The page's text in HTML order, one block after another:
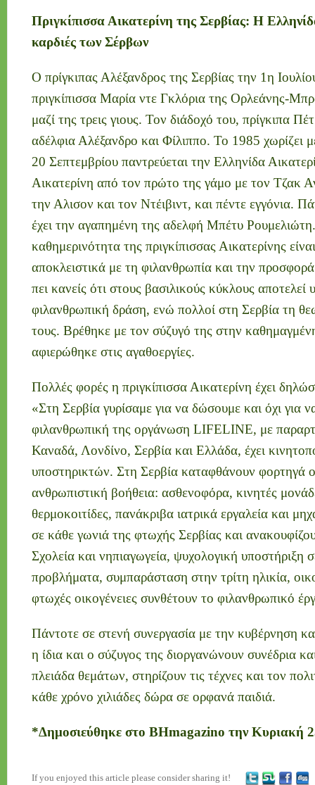
Πριγκίπισσα Αικατερίνη της Σερβίας: H
καρδιές των Σέρβων
Ο πρίγκιπας Αλέξανδρος της Σερβίας την 1η
πριγκίπισσα Μαρία ντε Γκλόρια της Ορλεάνης-
μαζί της τρεις γιους. Τον διάδοχό του, πρίγκιπα
αδέλφια Αλέξανδρο και Φίλιππο. Το 1985 χωρίζει
20 Σεπτεμβρίου παντρεύεται την Ελληνίδα
Αικατερίνη από τον πρώτο της γάμο με τον Τζακ
την Αλισον και τον Ντέιβιντ, και πέντε εγγόνια.
έχει την αγαπημένη της αδελφή Μπέτυ
καθημερινότητα της πριγκίπισσας Αικατερίνης
αποκλειστικά με τη φιλανθρωπία και την
πει κανείς ότι στους βασιλικούς κύκλους
φιλανθρωπική δράση, ενώ πολλοί στη Σερβία τη
τους. Βρέθηκε με τον σύζυγό της στην
αφιερώθηκε στις αγαθοεργίες.
Πολλές φορές η πριγκίπισσα Αικατερίνη έχει
«Στη Σερβία γυρίσαμε για να δώσουμε και όχι για
φιλανθρωπική της οργάνωση LIFELINE, με
Καναδά, Λονδίνο, Σερβία και Ελλάδα, έχει
υποστηρικτών. Στη Σερβία καταφθάνουν φορτηγά
ανθρωπιστική βοήθεια: ασθενοφόρα, κινητές
θερμοκοιτίδες, πανάκριβα ιατρικά εργαλεία και
σε κάθε γωνιά της φτωχής Σερβίας και
Σχολεία και νηπιαγωγεία, ψυχολογική υποστήριξη
προβλήματα, συμπαράσταση στην τρίτη ηλικία,
φτωχές οικογένειες συνθέτουν το φιλανθρωπικό
Πάντοτε σε στενή συνεργασία με την κυβέρνηση
η ίδια και ο σύζυγος της διοργανώνουν συνέδρια
πλειάδα θεμάτων, στηρίζουν τις τέχνες και τον
κάθε χρόνο χιλιάδες δώρα σε ορφανά παιδιά.
*Δημοσιεύθηκε στο BHmagazino την Κυριακή
If you enjoyed this article please consider sharing it!